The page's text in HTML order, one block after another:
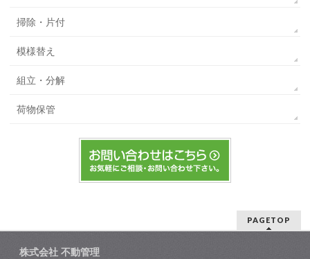
掃除・片付
模様替え
組立・分解
荷物保管
PAGETOP
株式会社 不動管理